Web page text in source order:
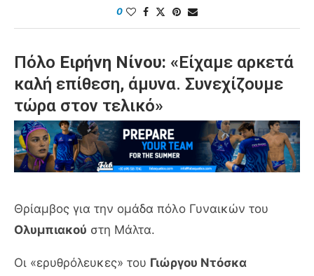
0
Πόλο Ειρήνη Νίνου: «Είχαμε αρκετά
καλή επίθεση, άμυνα. Συνεχίζουμε
τώρα στον τελικό»
Θρίαμβος για την ομάδα πόλο Γυναικών του
Ολυμπιακού στη Μάλτα.
Οι «ερυθρόλευκες» του Γιώργου Ντόσκα